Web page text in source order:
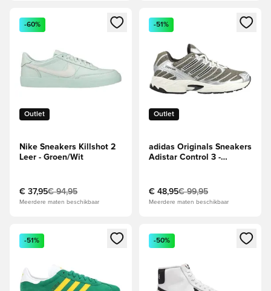
Opent een venster om in te loggen of je aan te melden als
Outlet
-60%
Nike Sneakers Killshot 2
Leer - Groen/Wit
€ 37,95€ 94,95
Meerdere maten beschikbaar
Opent een venster om in te
Outlet
-51%
adidas Originals Sneakers
Adistar Control 3 -
€ 48,95€ 99,95
Meerdere maten beschikbaar
Opent een venster om in te loggen of je aan te melden als
-51%
Opent een venster om in te
-50%